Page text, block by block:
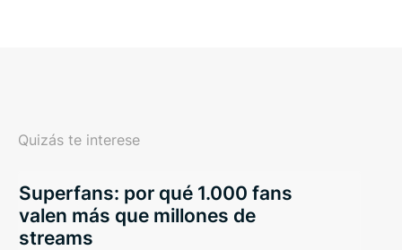
Quizás te interese
Superfans: por qué 1.000 fans
valen más que millones de
streams